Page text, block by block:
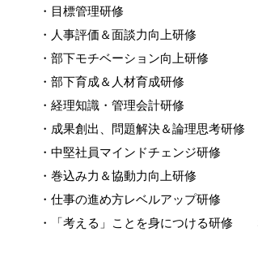
・目標管理研修
・人事評価＆面談力向上研修
・部下モチベーション向上研修
・部下育成＆人材育成研修
・経理知識・管理会計研修
・成果創出、問題解決＆論理思考研修
・中堅社員マインドチェンジ研修
・巻込み力＆協動力向上研修
・仕事の進め方レベルアップ研修
・「考える」ことを身につける研修